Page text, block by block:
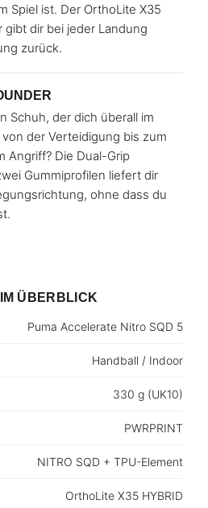
Spiel ist. Der OrthoLite X35
gibt dir bei jeder Landung
zurück.
Schuh, der dich überall im
der Verteidigung bis zum
Angriff? Die Dual-Grip
Gummiprofilen liefert dir
ohne dass du
ÜBERBLICK
Puma Accelerate Nitro SQD 5
Handball / Indoor
330 g (UK10)
PWRPRINT
NITRO SQD + TPU-Element
OrthoLite X35 HYBRID